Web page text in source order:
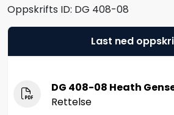
Oppskrifts ID: DG 408-08
Last ned
DG 408-08 Heath
Rettelse